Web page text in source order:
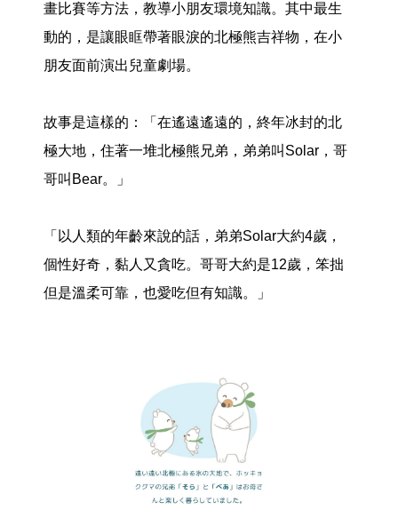
畫比賽等方法，教導小朋友環境知識。其中最生
動的，是讓眼眶帶著眼淚的北極熊吉祥物，在小
朋友面前演出兒童劇場。
故事是這樣的：「在遙遠遙遠的，終年冰封的北
極大地，住著一堆北極熊兄弟，弟弟叫Solar，哥
哥叫Bear。」
「以人類的年齡來說的話，弟弟Solar大約4歲，
個性好奇，黏人又貪吃。哥哥大約是12歲，笨拙
但是溫柔可靠，也愛吃但有知識。」